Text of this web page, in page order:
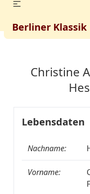
Berliner Klassik
Christine
Lebensdaten
Nachname:
Vorname: